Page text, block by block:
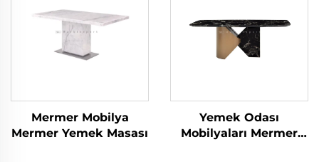
Mermer Mobilya
Mermer Yemek Masası
Yemek Odası
Mobilyaları Mermer